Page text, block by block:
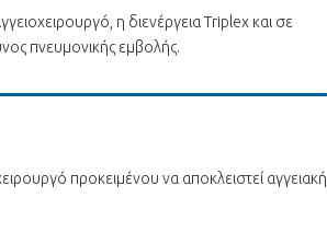
η διενέργεια Triplex και σε
πνευμονικής εμβολής.
προκειμένου να αποκλειστεί αγγειακή